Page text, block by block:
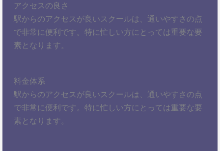
アクセスの良さ
駅からのアクセスが良いスクールは、通いやすさの点
で非常に便利です。特に忙しい方にとっては重要な要
素となります。
料金体系
駅からのアクセスが良いスクールは、通いやすさの点
で非常に便利です。特に忙しい方にとっては重要な要
素となります。